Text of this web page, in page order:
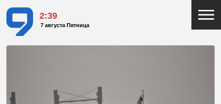
2:39
7 августа Пятница